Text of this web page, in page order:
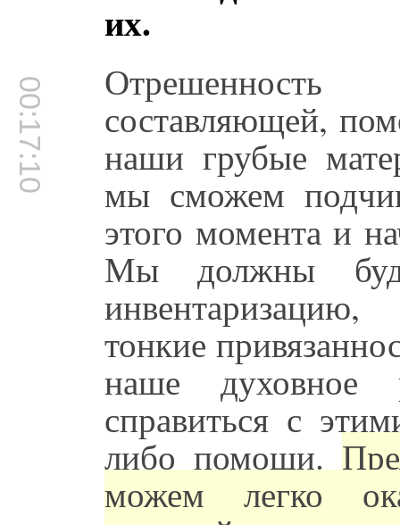
их.
00:17:10 Отрешенность
составляющей,
наши грубые
мы сможем
этого момента и
Мы должны
тонкие
наше
справиться с
либо помощи.
можем легко